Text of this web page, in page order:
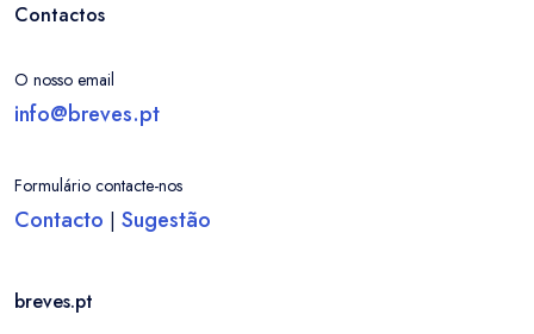
Contactos
O nosso email
info@breves.pt
Formulário contacte-nos
Contacto | Sugestão
breves.pt